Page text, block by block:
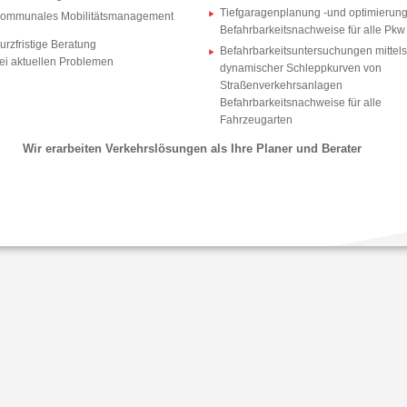
Mobilitätsmanagement
Beratung
aktuellen Problemen
Tiefgaragenplanung -und
Befahrbarkeitsnachweise für alle Pkw
Befahrbarkeitsuntersuchungen mittels
dynamischer Schleppkurven von
Straßenverkehrsanlagen
Befahrbarkeitsnachweise für alle
Fahrzeugarten
Wir erarbeiten Verkehrslösungen als Ihre Planer und Berater